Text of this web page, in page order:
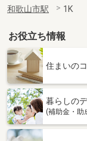
和歌山市駅
1K
お役立ち情報
住まいの
暮らしの
(補助金・助